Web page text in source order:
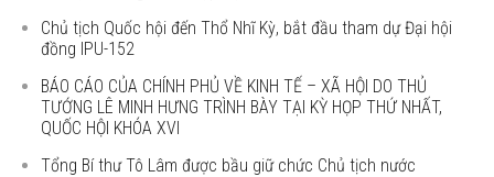
Chủ tịch Quốc hội đến Thổ Nhĩ Kỳ, bắt đầu tham dự Đại hội
đồng IPU-152
BÁO CÁO CỦA CHÍNH PHỦ VỀ KINH TẾ – XÃ HỘI DO THỦ
TƯỚNG LÊ MINH HƯNG TRÌNH BÀY TẠI KỲ HỌP THỨ NHẤT,
QUỐC HỘI KHÓA XVI
Tổng Bí thư Tô Lâm được bầu giữ chức Chủ tịch nước